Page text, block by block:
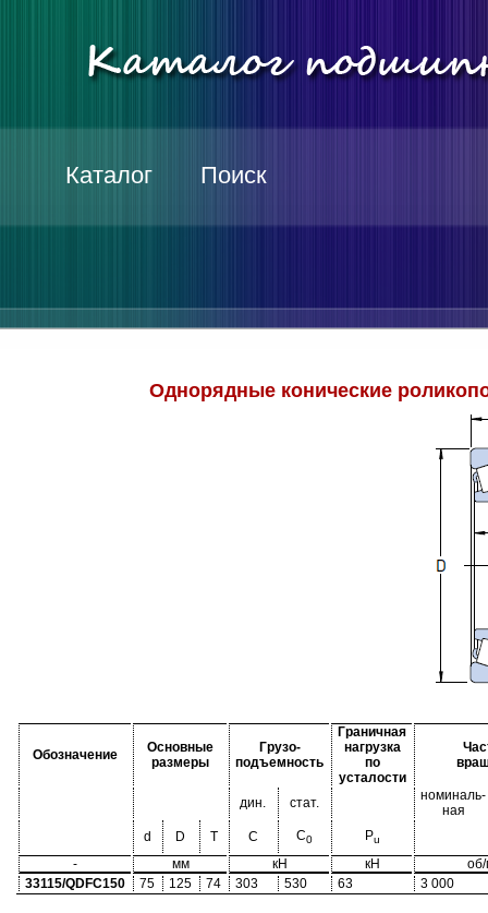
Каталог Поиск
Однорядные конические
Обозначение
Основные
размеры
Грузо-
подъемность
Граничная
нагрузка
по
усталости
дин. стат.
номиналь-
ная
d
D T C C0 Pu
- мм кН кН
33115/QDFC150
75 125 74 303 530 63 3 000